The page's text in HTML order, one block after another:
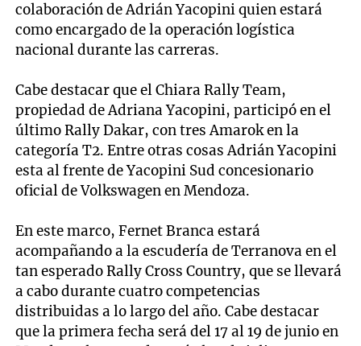
colaboración de Adrián Yacopini quien estará
como encargado de la operación logística
nacional durante las carreras.
Cabe destacar que el Chiara Rally Team,
propiedad de Adriana Yacopini, participó en el
último Rally Dakar, con tres Amarok en la
categoría T2. Entre otras cosas Adrián Yacopini
esta al frente de Yacopini Sud concesionario
oficial de Volkswagen en Mendoza.
En este marco, Fernet Branca estará
acompañando a la escudería de Terranova en el
tan esperado Rally Cross Country, que se llevará
a cabo durante cuatro competencias
distribuidas a lo largo del año. Cabe destacar
que la primera fecha será del 17 al 19 de junio en